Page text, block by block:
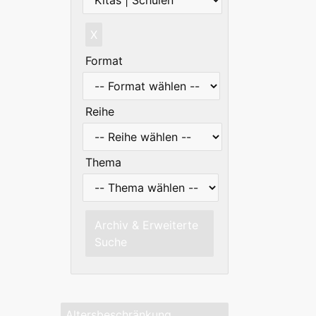
X
Format
Reihe
Thema
Archiv & Erweiterte
Suche